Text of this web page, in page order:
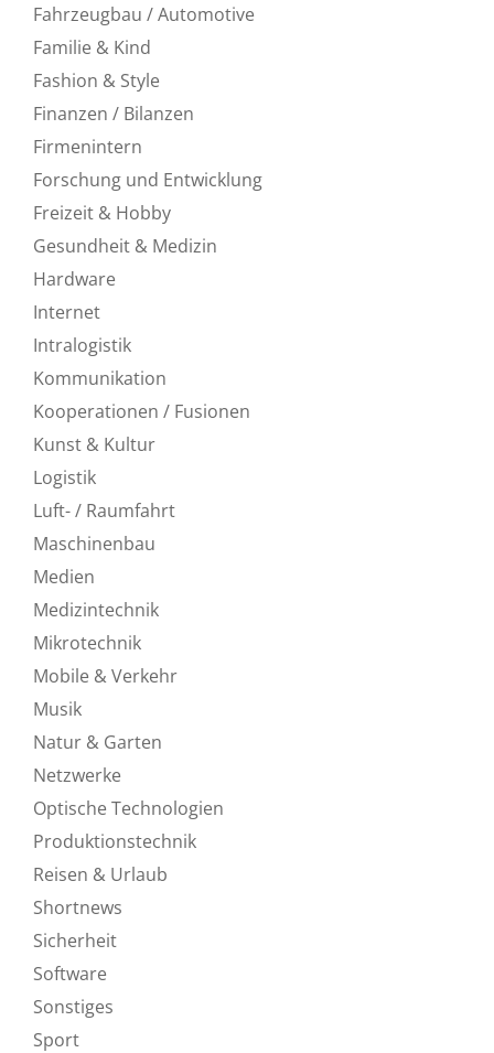
Fahrzeugbau / Automotive
Familie & Kind
Fashion & Style
Finanzen / Bilanzen
Firmenintern
Forschung und Entwicklung
Freizeit & Hobby
Gesundheit & Medizin
Hardware
Internet
Intralogistik
Kommunikation
Kooperationen / Fusionen
Kunst & Kultur
Logistik
Luft- / Raumfahrt
Maschinenbau
Medien
Medizintechnik
Mikrotechnik
Mobile & Verkehr
Musik
Natur & Garten
Netzwerke
Optische Technologien
Produktionstechnik
Reisen & Urlaub
Shortnews
Sicherheit
Software
Sonstiges
Sport